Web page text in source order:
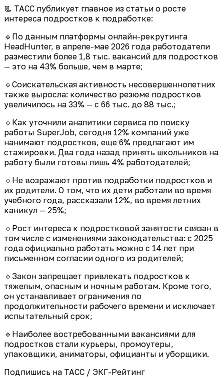
📃 ТАСС публикует главное из статьи о росте
интереса подростков к подработке:
🔹По данным платформы онлайн-рекрутинга
HeadHunter, в апреле-мае 2026 года работодатели
разместили более 1,8 тыс. вакансий для подростков
— это на 43% больше, чем в марте;
🔹Соискательская активность несовершеннолетних
также выросла: количество резюме подростков
увеличилось на 33% — с 66 тыс. до 88 тыс.;
🔹Как уточнили аналитики сервиса по поиску
работы SuperJob, сегодня 12% компаний уже
нанимают подростков, еще 6% предлагают им
стажировки. Два года назад принять школьников на
работу были готовы лишь 4% работодателей;
🔹Не возражают против подработки подростков и
их родители. О том, что их дети работали во время
учебного года, рассказали 12%, во время летних
каникул — 25%;
🔹Рост интереса к подростковой занятости связан в
том числе с изменениями законодательства: с 2025
года официально работать можно с 14 лет при
письменном согласии одного из родителей;
🔹Закон запрещает привлекать подростков к
тяжелым, опасным и ночным работам. Кроме того,
он устанавливает ограничения по
продолжительности рабочего времени и исключает
испытательный срок;
🔹Наиболее востребованными вакансиями для
подростков стали курьеры, промоутеры,
упаковщики, аниматоры, официанты и уборщики.
Подпишись на ТАСС / ЭКГ-Рейтинг